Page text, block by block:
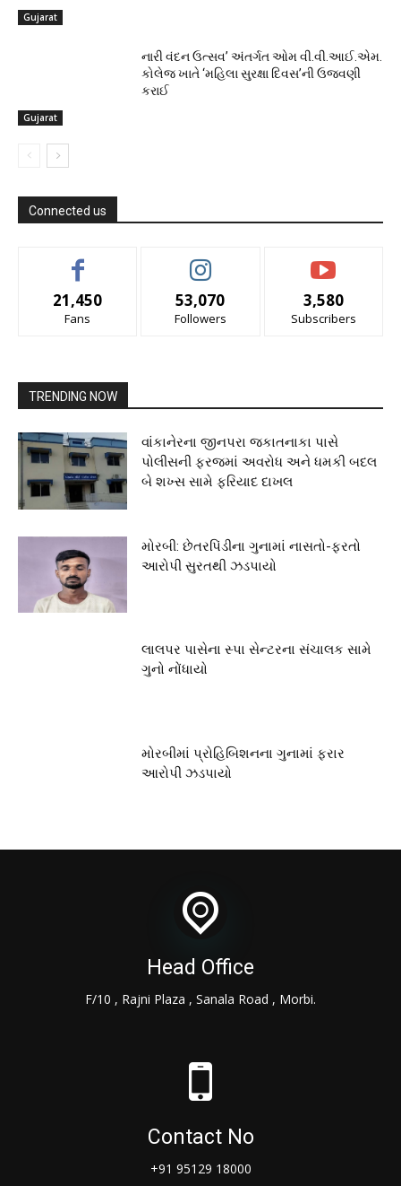
Gujarat
Gujarat
નારી વંદન ઉત્સવ’ અંતર્ગત ઓમ વી.વી.આઈ.એમ.
કોલેજ ખાતે ‘મહિલા સુરક્ષા દિવસ’ની ઉજવણી
કરાઈ
Connected us
21,450
Fans
53,070
Followers
3,580
Subscribers
TRENDING NOW
વાંકાનેરના જીનપરા જકાતનાકા પાસે
પોલીસની ફરજમાં અવરોધ અને ધમકી બદલ
બે શખ્સ સામે ફરિયાદ દાખલ
મોરબી: છેતરપિંડીના ગુનામાં નાસતો-ફરતો
આરોપી સુરતથી ઝડપાયો
લાલપર પાસેના સ્પા સેન્ટરના સંચાલક સામે
ગુનો નોંધાયો
મોરબીમાં પ્રોહિબિશનના ગુનામાં ફરાર
આરોપી ઝડપાયો
Head Office
F/10 , Rajni Plaza , Sanala Road , Morbi.
Contact No
+91 95129 18000